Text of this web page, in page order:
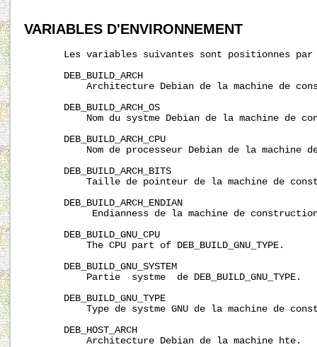
VARIABLES D'ENVIRONNEMENT
Les variables suivantes sont positionnes
       DEB_BUILD_ARCH
Architecture Debian de la machine de
       DEB_BUILD_ARCH_OS
Nom du systme Debian de la machine de
       DEB_BUILD_ARCH_CPU
Nom de processeur Debian de la machine
       DEB_BUILD_ARCH_BITS
Taille de pointeur de la machine de
       DEB_BUILD_ARCH_ENDIAN
Endianness de la machine de
       DEB_BUILD_GNU_CPU
           The CPU part of DEB_BUILD_GNU_TYPE.
       DEB_BUILD_GNU_SYSTEM
           Partie  systme  de DEB_BUILD_GNU_TYPE.
       DEB_BUILD_GNU_TYPE
Type de systme GNU de la machine de
       DEB_HOST_ARCH
           Architecture Debian de la machine hte.